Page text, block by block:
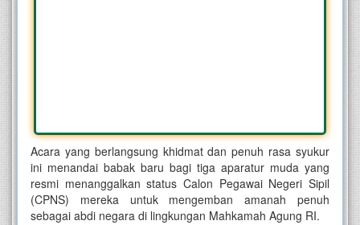
Acara yang berlangsung khidmat dan penuh rasa syukur
ini menandai babak baru bagi tiga aparatur muda yang
resmi menanggalkan status Calon Pegawai Negeri Sipil
(CPNS) mereka untuk mengemban amanah penuh
sebagai abdi negara di lingkungan Mahkamah Agung RI.